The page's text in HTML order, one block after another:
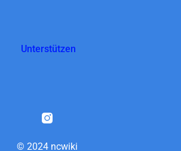
Unterstützen
© 2024 ncwiki